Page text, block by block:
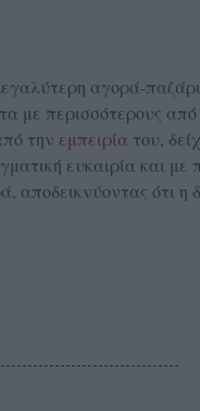
αγορά-
με περισσότερους
την εμπειρία του,
ευκαιρία και με
ότι η